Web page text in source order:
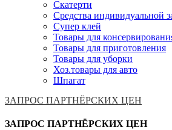
Скатерти
Средства индивидуальной
Супер клей
Товары для
Товары для приготовления
Товары для уборки
Хоз.товары для авто
Шпагат
ЗАПРОС ПАРТНЁРСКИХ ЦЕН
ЗАПРОС ПАРТНЁРСКИХ ЦЕН